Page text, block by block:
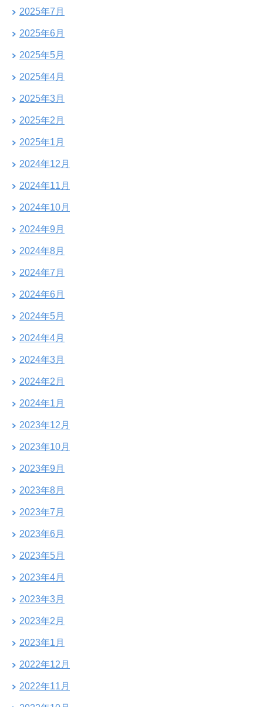
2025年7月
2025年6月
2025年5月
2025年4月
2025年3月
2025年2月
2025年1月
2024年12月
2024年11月
2024年10月
2024年9月
2024年8月
2024年7月
2024年6月
2024年5月
2024年4月
2024年3月
2024年2月
2024年1月
2023年12月
2023年10月
2023年9月
2023年8月
2023年7月
2023年6月
2023年5月
2023年4月
2023年3月
2023年2月
2023年1月
2022年12月
2022年11月